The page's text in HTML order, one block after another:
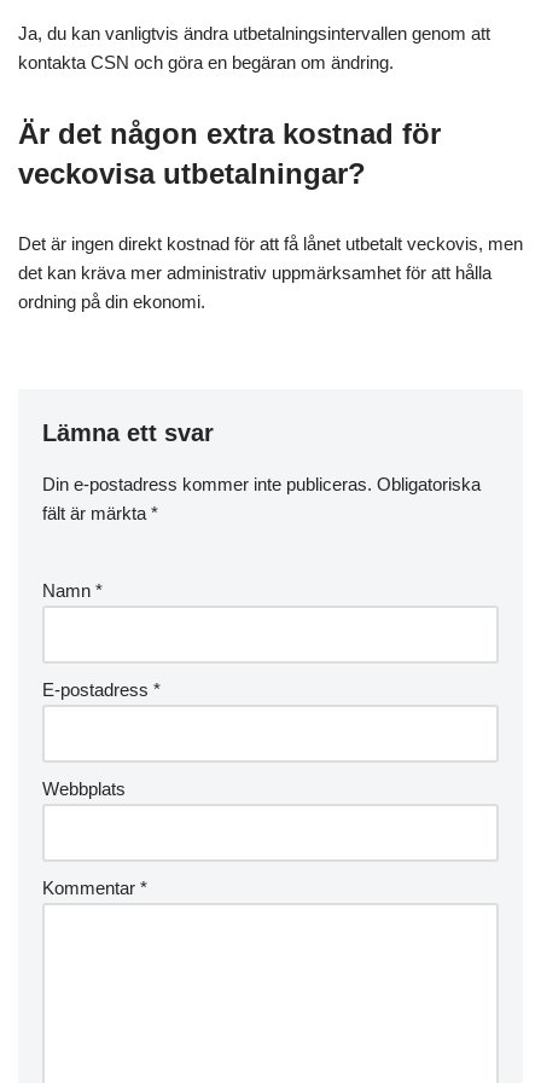
Ja, du kan vanligtvis ändra utbetalningsintervallen genom att
kontakta CSN och göra en begäran om ändring.
Är det någon extra kostnad för
veckovisa utbetalningar?
Det är ingen direkt kostnad för att få lånet utbetalt veckovis, men
det kan kräva mer administrativ uppmärksamhet för att hålla
ordning på din ekonomi.
Lämna ett svar
Din e-postadress kommer inte publiceras. Obligatoriska
fält är märkta *
Namn *
E-postadress *
Webbplats
Kommentar *